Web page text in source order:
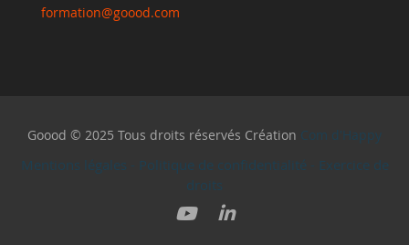
formation@goood.com
Goood © 2025 Tous droits réservés Création Com d'Happy
Mentions légales - Politique de confidentialité - Exercice de
droits